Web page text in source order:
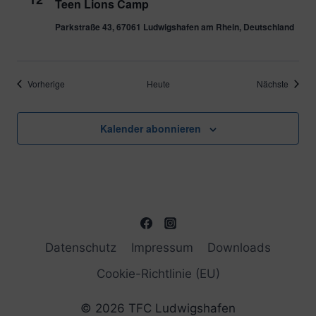
Teen Lions Camp
Parkstraße 43, 67061 Ludwigshafen am Rhein, Deutschland
Vorherige Heute Nächste
Kalender abonnieren
Datenschutz Impressum
Downloads
Cookie-Richtlinie (EU)
© 2026 TFC Ludwigshafen